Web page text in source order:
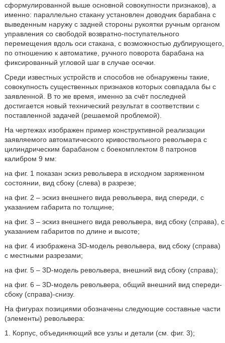
сформулированной выше основной совокупности признаков), а
именно: параллельно стакану установлен доводчик барабана с
выведенным наружу с задней стороны рукоятки ручным органом
управления со свободой возвратно-поступательного
перемещения вдоль оси стакана, с возможностью дублирующего,
по отношению к автоматике, ручного поворота барабана на
фиксированный угловой шаг в случае осечки.
Среди известных устройств и способов не обнаружены такие,
совокупность существенных признаков которых совпадала бы с
заявленной. В то же время, именно за счёт последней
достигается новый технический результат в соответствии с
поставленной задачей (решаемой проблемой).
На чертежах изображен пример конструктивной реализации
заявляемого автоматического кривоствольного револьвера с
цилиндрическим барабаном с боекомплектом 8 патронов
калибром 9 мм:
на фиг. 1 показан эскиз револьвера в исходном заряженном
состоянии, вид сбоку (слева) в разрезе;
на фиг. 2 – эскиз внешнего вида револьвера, вид спереди, с
указанием габарита по толщине;
на фиг. 3 – эскиз внешнего вида револьвера, вид сбоку (справа), с
указанием габаритов по длине и высоте;
на фиг. 4 изображена 3D-модель револьвера, вид сбоку (справа)
с местными разрезами;
на фиг. 5 – 3D-модель револьвера, внешний вид сбоку (справа);
на фиг. 6 – 3D-модель револьвера, общий внешний вид спереди-
сбоку (справа)-снизу.
На фигурах позициями обозначены следующие составные части
(элементы) револьвера:
1. Корпус, объединяющий все узлы и детали (см. фиг. 3);